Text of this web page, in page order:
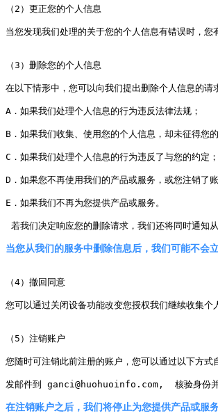
（2）更正您的个人信息
当您发现我们处理的关于您的个人信息有错误时，
（3）删除您的个人信息
在以下情形中，您可以向我们提出删除个人信息的请
A．如果我们处理个人信息的行为违反法律法规；
B．如果我们收集、使用您的个人信息，却未征得您的
C．如果我们处理个人信息的行为违反了与您的约定；
D．如果您不再使用我们的产品或服务，或您注销了账
E．如果我们不再为您提供产品或服务。
若我们决定响应您的删除请求，我们还将同时通知
当您从我们的服务中删除信息后，我们可能不会
（4）撤回同意
您可以通过关闭设备功能改变您授权我们继续收集
（5）注销账户
您随时可注销此前注册的账户，您可以通过以下方式
发邮件到 ganci@huohuoinfo.com,  核验身份并
在注销账户之后，我们将停止为您提供产品或服